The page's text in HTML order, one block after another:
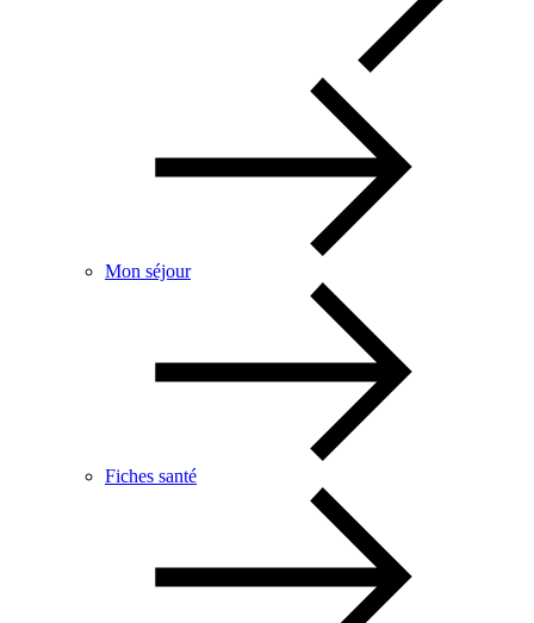
Mon séjour
Fiches santé